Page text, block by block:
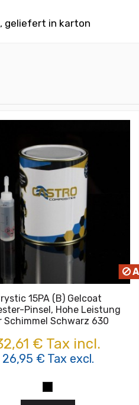
geliefert in karton
15PA (B) Gelcoat
Pinsel, Hohe Leistung
Schimmel Schwarz 630
€ Tax incl.
26,95 € Tax excl.